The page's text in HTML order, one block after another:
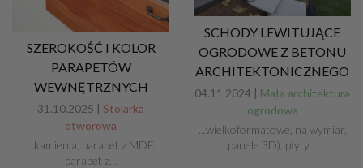
SZEROKOŚĆ I KOLOR
PARAPETÓW
WEWNĘTRZNYCH
31.10.2025 | Stolarka
otworowa
...kamienia, parapet z MDF,
parapet z…
SCHODY LEWITUJĄCE
OGRODOWE Z BETONU
ARCHITEKTONICZNEGO
04.11.2024 | Mała architektura
ogrodowa
...wielkoformatowe, na wymiar,
panele 3D), płyty…